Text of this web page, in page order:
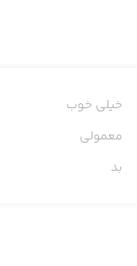
خیلی خوب
معمولی
بد